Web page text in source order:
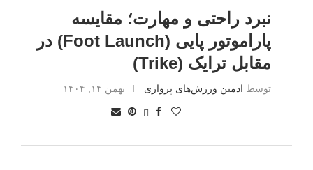
نبرد راحتی و مهارت؛ مقایسه
پاراموتور پایی (Foot Launch) در
مقابل ترایک (Trike)
توسط ادمین ورزش‌های پروازی بهمن ۱۴, ۱۴۰۴